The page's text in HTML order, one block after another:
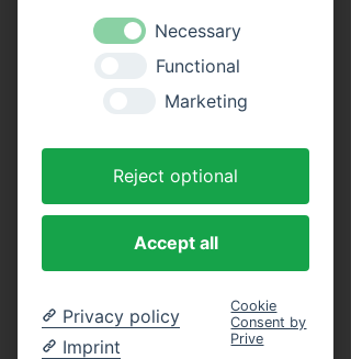
ausgeschlossen.
Erwachsene (Rundfahrt)
Anzahl
Necessary
Functional
Marketing
Reject optional
Accept all
Privacy policy
Imprint
Cookie
Consent by
Prive